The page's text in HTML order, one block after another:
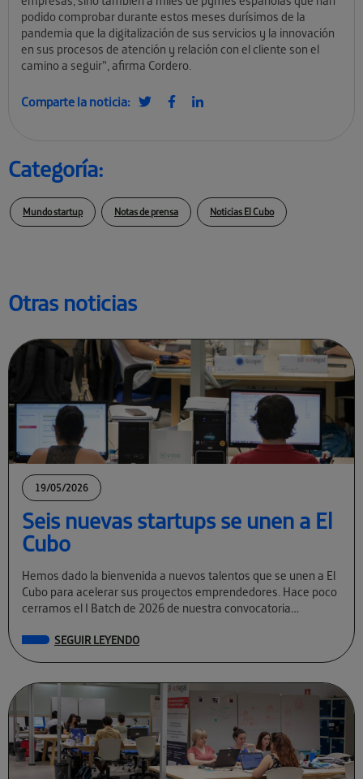
Otras noticias
19/05/2026
Seis nuevas startups se unen a El
Cubo
Hemos dado la bienvenida a nuevos talentos que se unen a El
Cubo para acelerar sus proyectos emprendedores. Hace poco
cerramos el I Batch de 2026 de nuestra convocatoria
SEGUIR LEYENDO
podido comprobar durante estos meses durísimos de la
pandemia que la digitalización de sus servicios y la innovación
en sus procesos de atención y relación con el cliente son el
camino a seguir”, afirma Cordero.
Comparte la noticia:
Categoría:
Mundo startup Notas de prensa Noticias El Cubo